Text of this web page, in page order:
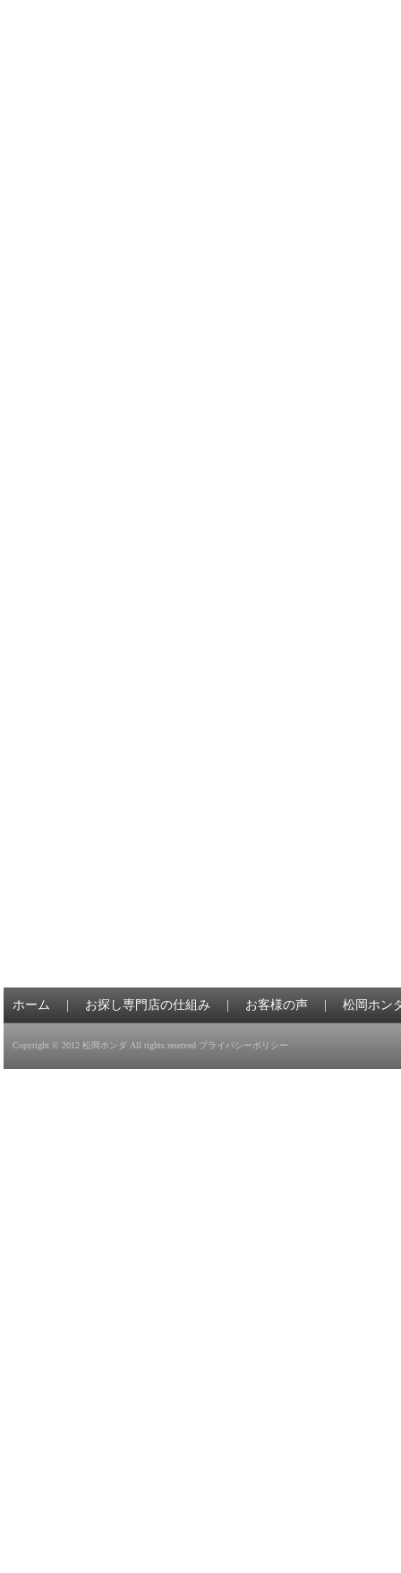
ホーム お探し専門店の仕組み お客様の声 松岡ホン
Copyright © 2012 松岡ホンダ All rights reserved プライバシーポリシー